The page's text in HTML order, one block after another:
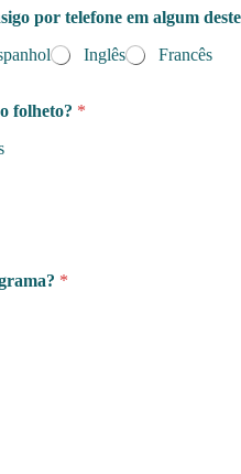
por telefone em algum
Inglês Francês
folheto? *
*